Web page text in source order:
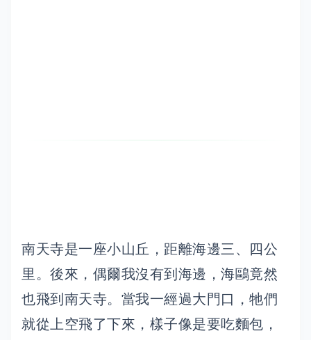
南天寺是一座小山丘，距離海邊三、四公
里。後來，偶爾我沒有到海邊，海鷗竟然
也飛到南天寺。當我一經過大門口，牠們
就從上空飛了下來，樣子像是要吃麵包，